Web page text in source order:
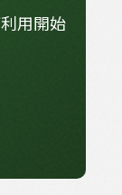
用開始